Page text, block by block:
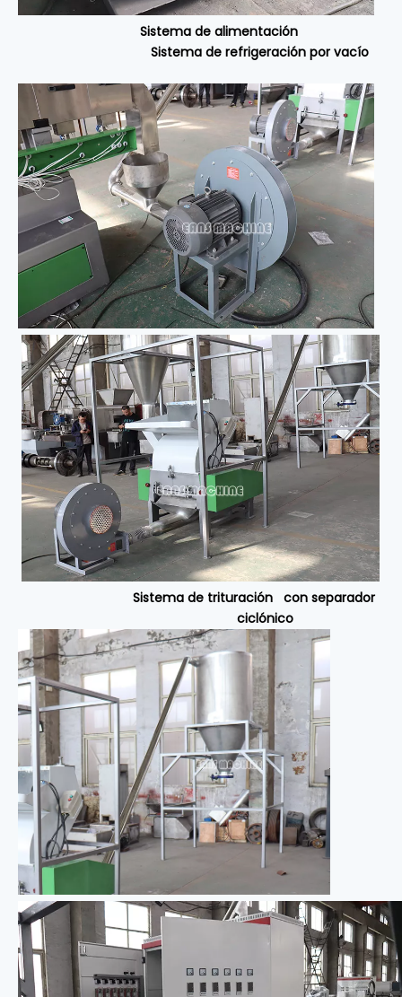
Sistema de alimentación
Sistema de refrigeración por vacío
Sistema de trituración con separador
ciclónico